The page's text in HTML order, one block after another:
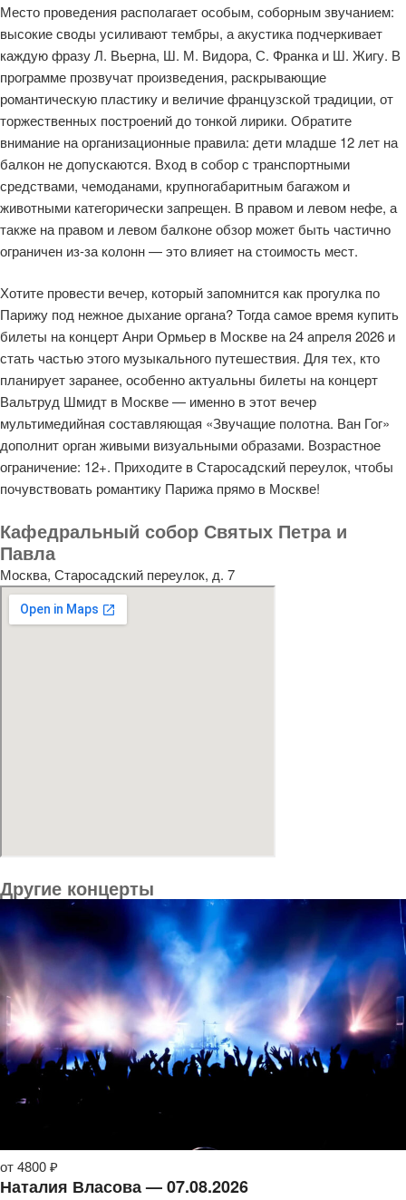
Место проведения располагает особым, соборным звучанием:
высокие своды усиливают тембры, а акустика подчеркивает
каждую фразу Л. Вьерна, Ш. М. Видора, С. Франка и Ш. Жигу. В
программе прозвучат произведения, раскрывающие
романтическую пластику и величие французской традиции, от
торжественных построений до тонкой лирики. Обратите
внимание на организационные правила: дети младше 12 лет на
балкон не допускаются. Вход в собор с транспортными
средствами, чемоданами, крупногабаритным багажом и
животными категорически запрещен. В правом и левом нефе, а
также на правом и левом балконе обзор может быть частично
ограничен из-за колонн — это влияет на стоимость мест.
Хотите провести вечер, который запомнится как прогулка по
Парижу под нежное дыхание органа? Тогда самое время купить
билеты на концерт Анри Ормьер в Москве на 24 апреля 2026 и
стать частью этого музыкального путешествия. Для тех, кто
планирует заранее, особенно актуальны билеты на концерт
Вальтруд Шмидт в Москве — именно в этот вечер
мультимедийная составляющая «Звучащие полотна. Ван Гог»
дополнит орган живыми визуальными образами. Возрастное
ограничение: 12+. Приходите в Старосадский переулок, чтобы
почувствовать романтику Парижа прямо в Москве!
Кафедральный собор Святых Петра и
Павла
Москва, Старосадский переулок, д. 7
Другие концерты
от 4800 ₽
Наталия Власова — 07.08.2026